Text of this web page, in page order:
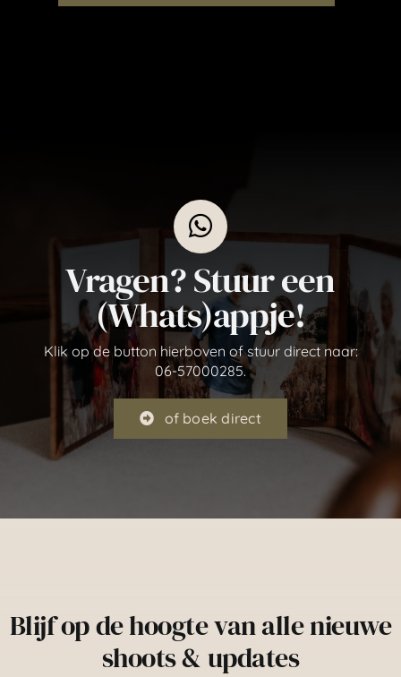
Vragen? Stuur een
(Whats)appje!
Klik op de button hierboven of stuur direct naar:
06-57000285.
of boek direct
Blijf op de hoogte van alle nieuwe
shoots & updates